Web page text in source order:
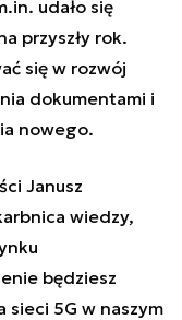
udało się
przyszły rok.
się w rozwój
dokumentami i
nowego.
Janusz
wiedzy,
będziesz
sieci 5G w naszym